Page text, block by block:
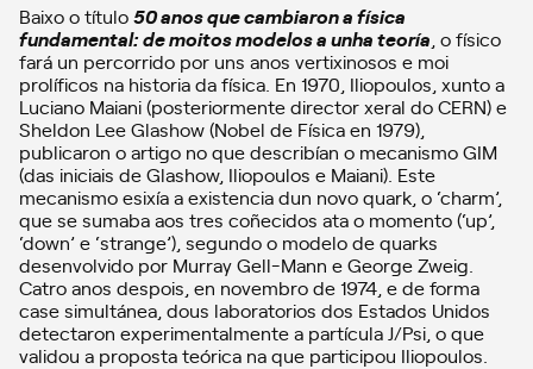
Baixo o título50 anos que cambiaron a física
fundamental: de moitos modelos a unha teoría , o físico
fará un percorrido por uns anos vertixinosos e moi
prolíficos na historia da física. En 1970, Iliopoulos, xunto a
Luciano Maiani (posteriormente director xeral do CERN) e
Sheldon Lee Glashow (Nobel de Física en 1979),
publicaron o artigo no que describían o mecanismo GIM
(das iniciais de Glashow, Iliopoulos e Maiani). Este
mecanismo esixía a existencia dun novo quark, o ‘charm’,
que se sumaba aos tres coñecidos ata o momento (‘up’,
‘down’ e ‘strange’), segundo o modelo de quarks
desenvolvido por Murray Gell-Mann e George Zweig.
Catro anos despois, en novembro de 1974, e de forma
case simultánea, dous laboratorios dos Estados Unidos
detectaron experimentalmente a partícula J/Psi, o que
validou a proposta teórica na que participou Iliopoulos.